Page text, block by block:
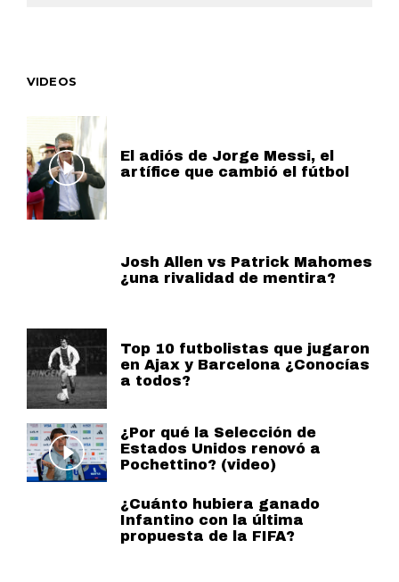
VIDEOS
El adiós de Jorge Messi, el
artífice que cambió el fútbol
Josh Allen vs Patrick Mahomes
¿una rivalidad de mentira?
Top 10 futbolistas que jugaron
en Ajax y Barcelona ¿Conocías
a todos?
¿Por qué la Selección de
Estados Unidos renovó a
Pochettino? (video)
¿Cuánto hubiera ganado
Infantino con la última
propuesta de la FIFA?